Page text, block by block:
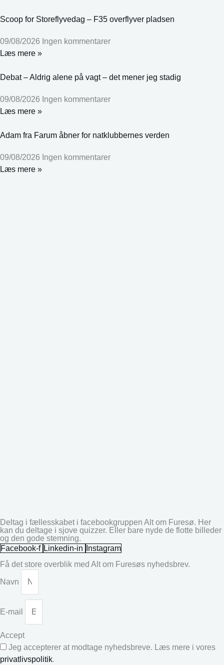
Scoop for Storeflyvedag – F35 overflyver pladsen
09/08/2026 Ingen kommentarer
Læs mere »
Debat – Aldrig alene på vagt – det mener jeg stadig
09/08/2026 Ingen kommentarer
Læs mere »
Adam fra Farum åbner for natklubbernes verden
09/08/2026 Ingen kommentarer
Læs mere »
Deltag i fællesskabet i facebookgruppen Alt om Furesø. Her
kan du deltage i sjove quizzer. Eller bare nyde de flotte billeder
og den gode stemning.
Facebook-f Linkedin-in
Instagram
Få det store overblik med Alt om Furesøs nyhedsbrev.
Navn
E-mail
Accept
Jeg accepterer at modtage nyhedsbreve. Læs mere i vores
privatlivspolitik.